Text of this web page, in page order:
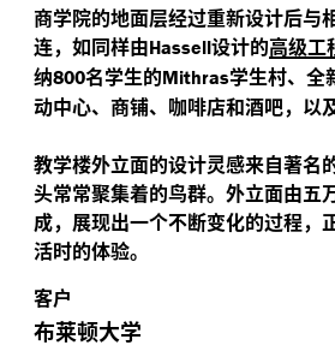
商学院的地面层经过重新设计后与
连，如同样由Hassell设计的高级工
纳800名学生的Mithras学生村、全
动中心、商铺、咖啡店和酒吧，以
教学楼外立面的设计灵感来自著名
头常常聚集着的鸟群。外立面由五
成，展现出一个不断变化的过程，
活时的体验。
客户
布莱顿大学